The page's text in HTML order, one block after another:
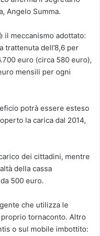
Angelo Summa.
il meccanismo adottato:
trattenuta dell’8,6 per
euro (circa 580 euro),
mensili per ogni
potrà essere esteso
la carica dal 2014,
dei cittadini, mentre
della cassa
500 euro.
che utilizza le
tornaconto. Altro
o sul mobile imbottito: